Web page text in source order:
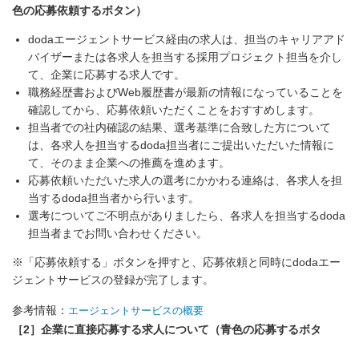
色の応募依頼するボタン）
dodaエージェントサービス経由の求人は、担当のキャリアアド
バイザーまたは各求人を担当する採用プロジェクト担当を介し
て、企業に応募する求人です。
職務経歴書およびWeb履歴書が最新の情報になっていることを
確認してから、応募依頼いただくことをおすすめします。
担当者での社内確認の結果、選考基準に合致した方について
は、各求人を担当するdoda担当者にご提出いただいた情報に
て、そのまま企業への推薦を進めます。
応募依頼いただいた求人の選考にかかわる連絡は、各求人を担
当するdoda担当者から行います。
選考についてご不明点がありましたら、各求人を担当するdoda
担当者までお問い合わせください。
※「応募依頼する」ボタンを押すと、応募依頼と同時にdodaエー
ジェントサービスの登録が完了します。
参考情報： エージェントサービスの概要
［2］企業に直接応募する求人について（青色の応募するボタ